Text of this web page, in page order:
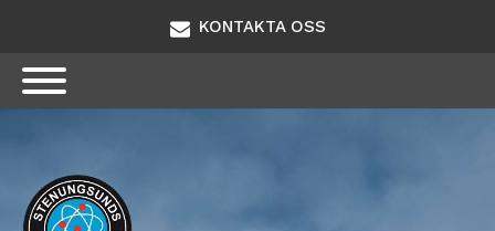
KONTAKTA OSS